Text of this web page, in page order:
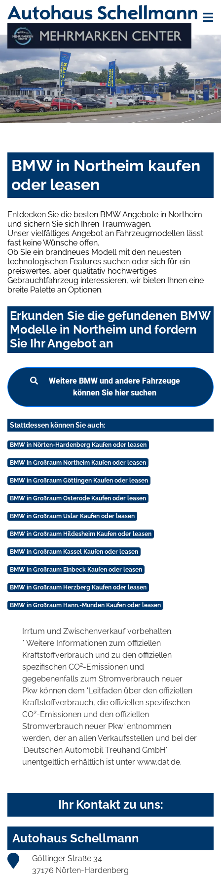
BMW in Northeim kaufen
oder leasen
Entdecken Sie die besten BMW Angebote in Northeim
und sichern Sie sich Ihren Traumwagen.
Unser vielfältiges Angebot an Fahrzeugmodellen lässt
fast keine Wünsche offen.
Ob Sie ein brandneues Modell mit den neuesten
technologischen Features suchen oder sich für ein
preiswertes, aber qualitativ hochwertiges
Gebrauchtfahrzeug interessieren, wir bieten Ihnen eine
breite Palette an Optionen.
Erkunden Sie die gefundenen BMW
Modelle in Northeim und fordern
Sie Ihr Angebot an
Weitere BMW und andere Fahrzeuge
können Sie hier suchen
Stattdessen können Sie auch:
BMW in Nörten-Hardenberg Kaufen oder leasen
BMW in Großraum Northeim Kaufen oder leasen
BMW in Großraum Göttingen Kaufen oder leasen
BMW in Großraum Osterode Kaufen oder leasen
BMW in Großraum Uslar Kaufen oder leasen
BMW in Großraum Hildesheim Kaufen oder leasen
BMW in Großraum Kassel Kaufen oder leasen
BMW in Großraum Einbeck Kaufen oder leasen
BMW in Großraum Herzberg Kaufen oder leasen
BMW in Großraum Hann.-Münden Kaufen oder leasen
Irrtum und Zwischenverkauf vorbehalten.
* Weitere Informationen zum offiziellen
Kraftstoffverbrauch und zu den offiziellen
spezifischen CO2-Emissionen und
gegebenenfalls zum Stromverbrauch neuer
Pkw können dem 'Leitfaden über den offiziellen
Kraftstoffverbrauch, die offiziellen spezifischen
CO2-Emissionen und den offiziellen
Stromverbrauch neuer Pkw' entnommen
werden, der an allen Verkaufsstellen und bei der
'Deutschen Automobil Treuhand GmbH'
unentgeltlich erhältlich ist unter www.dat.de.
Ihr Kontakt zu uns:
Autohaus Schellmann
Göttinger Straße 34
37176 Nörten-Hardenberg